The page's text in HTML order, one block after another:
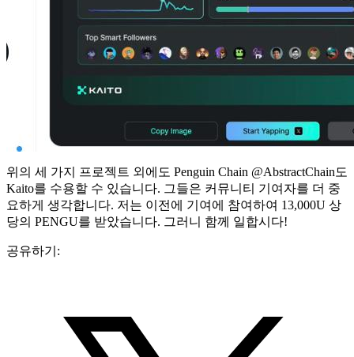
위의 세 가지 프로젝트 외에도 Penguin Chain @AbstractChain도
Kaito를 수용할 수 있습니다. 그들은 커뮤니티 기여자를 더 중
요하게 생각합니다. 저는 이전에 기여에 참여하여 13,000U 상
당의 PENGU를 받았습니다. 그러니 함께 일합시다!
공유하기: